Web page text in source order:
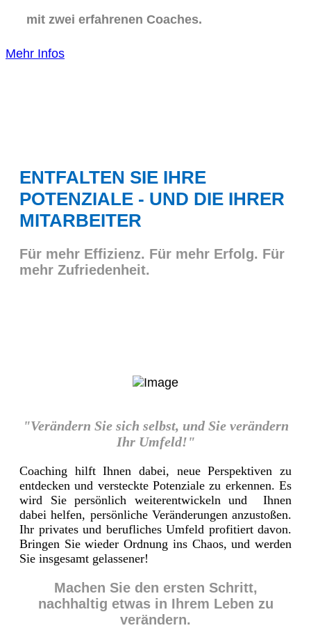
mit zwei erfahrenen Coaches.
Mehr Infos
ENTFALTEN SIE IHRE
POTENZIALE - UND DIE IHRER
MITARBEITER
Für mehr Effizienz. Für mehr Erfolg. Für
mehr Zufriedenheit.
"Verändern Sie sich selbst, und Sie verändern
Ihr Umfeld!"
Coaching hilft Ihnen dabei, neue Perspektiven zu
entdecken und versteckte Potenziale zu erkennen. Es
wird Sie persönlich weiterentwickeln und Ihnen
dabei helfen, persönliche Veränderungen anzustoßen.
Ihr privates und berufliches Umfeld profitiert davon.
Bringen Sie wieder Ordnung ins Chaos, und werden
Sie insgesamt gelassener!
Machen Sie den ersten Schritt,
nachhaltig etwas in Ihrem Leben zu
verändern.